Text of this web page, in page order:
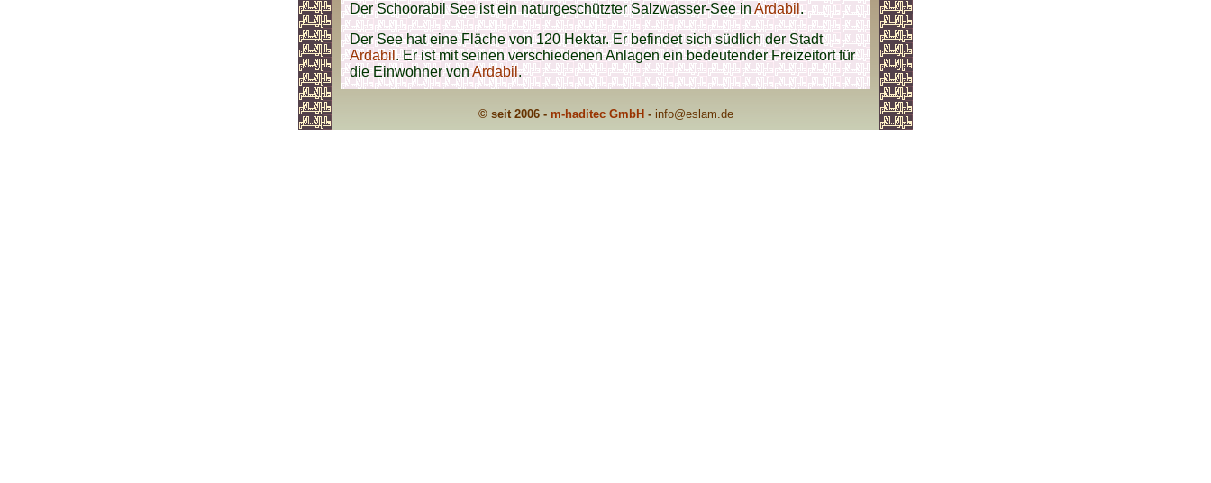
Der Schoorabil See ist ein naturgeschützter Salzwasser-See inArdabil.
Der See hat eine Fläche von 120 Hektar. Er befindet sich südlich der Stadt
Ardabil. Er ist mit seinen verschiedenen Anlagen ein bedeutender Freizeitort für
die Einwohner vonArdabil.
© seit 2006 - m-haditec GmbH - info@eslam.de